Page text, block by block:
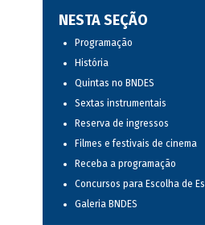
NESTA SEÇÃO
Programação
História
Quintas no BNDES
Sextas instrumentais
Reserva de ingressos
Filmes e festivais de cinema
Receba a programação
Concursos para Escolha de
Galeria BNDES